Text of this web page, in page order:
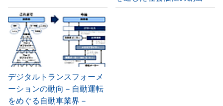
デジタルトランスフォーメ
ーションの動向－自動運転
をめぐる自動車業界－